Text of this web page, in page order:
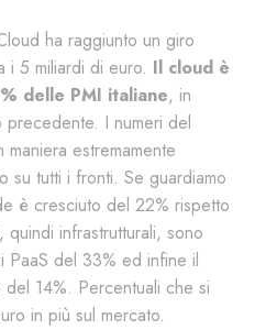
ha raggiunto un giro
i 5 miliardi di euro. Il cloud è
delle PMI italiane, in
precedente. I numeri del
estremamente
su tutti i fronti. Se guardiamo
è cresciuto del 22% rispetto
infrastrutturali, sono
PaaS del 33% ed infine il
14%. Percentuali che si
in più sul mercato.